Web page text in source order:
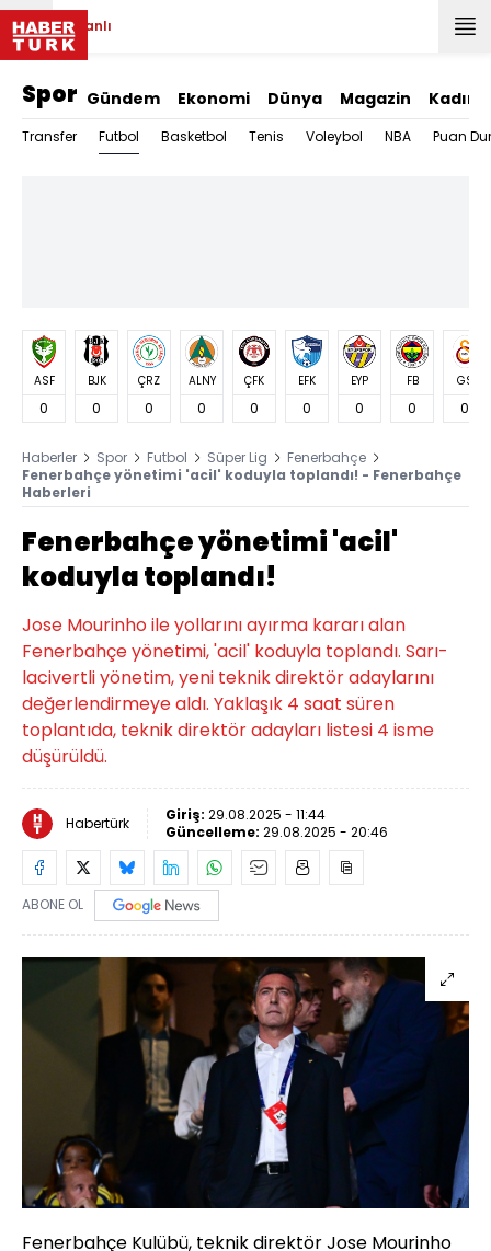
Canlı
Spor Gündem Ekonomi Dünya Magazin Kadın
Transfer Futbol Basketbol Tenis Voleybol NBA Puan
ASF
0
BJK
0
ÇRZ
0
ALNY
0
ÇFK
0
EFK
0
EYP
0
FB
0
GS
0
Haberler Spor Futbol Süper Lig
Fenerbahçe
Fenerbahçe yönetimi 'acil' koduyla toplandı! - Fenerbahçe
Haberleri
Fenerbahçe yönetimi 'acil'
koduyla toplandı!
Jose Mourinho ile yollarını ayırma kararı alan
Fenerbahçe yönetimi, 'acil' koduyla toplandı. Sarı-
lacivertli yönetim, yeni teknik direktör adaylarını
değerlendirmeye aldı. Yaklaşık 4 saat süren
toplantıda, teknik direktör adayları listesi 4 isme
düşürüldü.
Habertürk Giriş: 29.08.2025 - 11:44
Güncelleme: 29.08.2025 - 20:46
ABONE OL
Fenerbahçe Kulübü, teknik direktör Jose Mourinho